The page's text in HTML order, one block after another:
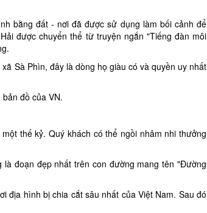
bằng đất - nơi đã được sử dụng làm bối cảnh để
được chuyển thể từ truyện ngắn "Tiếng đàn môi
Sà Phìn, đây là dòng họ giàu có và quyền uy nhất
đồ của VN.
thế kỷ. Quý khách có thể ngồi nhâm nhi thưởng
đoạn đẹp nhất trên con đường mang tên "Đường
địa hình bị chia cắt sâu nhất của Việt Nam. Sau đó